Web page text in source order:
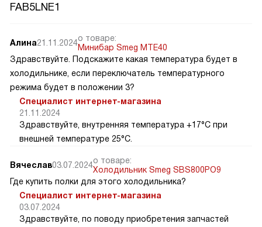
FAB5LNE1
Алина21.11.2024о товаре:
Минибар Smeg MTE40
Здравствуйте. Подскажите какая температура будет в
холодильнике, если переключатель температурного
режима будет в положении 3?
Специалист интернет-магазина
21.11.2024
Здравствуйте, внутренняя температура +17°C при
внешней температуре 25°C.
Вячеслав03.07.2024о товаре:
Холодильник Smeg SBS800PO9
Где купить полки для этого холодильника?
Специалист интернет-магазина
03.07.2024
Здравствуйте, по поводу приобретения запчастей